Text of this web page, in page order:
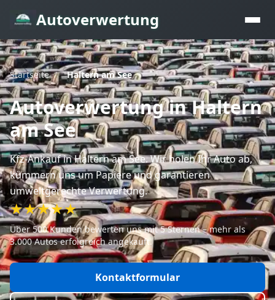
Autoverwertung
Startseite / Haltern am See
Autoverwertungin Haltern
am See
Kfz-Ankaufin Haltern am See. Wir holen Ihr Auto ab,
kümmern uns um Papiere und garantieren
umweltgerechte Verwertung.
★★★★★
Über 500 Kunden bewerten uns mit 5 Sternen – mehr als
3.000 Autos erfolgreich angekauft.
Kontaktformular